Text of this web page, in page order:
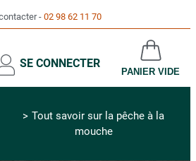
02 98 62 11 70
SE CONNECTER
PANIER VIDE
Tout savoir sur la pêche à la
mouche